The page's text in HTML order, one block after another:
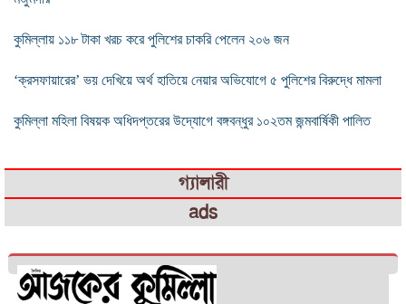
কুমিল্লায় ১১৮ টাকা খরচ করে পুলিশের চাকরি পেলেন ২০৬ জন
‘ক্রসফায়ারের’ ভয় দেখিয়ে অর্থ হাতিয়ে নেয়ার অভিযোগে ৫ পুলিশের বিরুদ্ধে মামলা
কুমিল্লা মহিলা বিষয়ক অধিদপ্তরের উদ্যোগে বঙ্গবন্ধুর ১০২তম জন্মবার্ষিকী পালিত
গ্যালারী
ads